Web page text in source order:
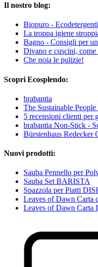
Il nostro blog:
Biopuro -
La troppa igiene
Bagno - Consigli per
Divano e cuscini, come
Che noia le pulizie!
Scopri Ecosplendo:
brabantia
The Sustainable
5 recensioni clienti per
brabantia Non-Stick -
Bürstenhaus Redecker
Nuovi prodotti:
Sauba Pennello per
Sauba Set BARISTA
Spazzola per Piatti
Leaves of Dawn Carta
Leaves of Dawn Carta